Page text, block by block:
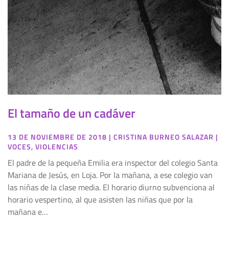
El tamaño de un cadáver
13 DE NOVIEMBRE DE 2018 | CRISTINA BURNEO SALAZAR |
VOCES, VIOLENCIAS
El padre de la pequeña Emilia era inspector del colegio Santa
Mariana de Jesús, en Loja. Por la mañana, a ese colegio van
las niñas de la clase media. El horario diurno subvenciona al
horario vespertino, al que asisten las niñas que por la
mañana e…